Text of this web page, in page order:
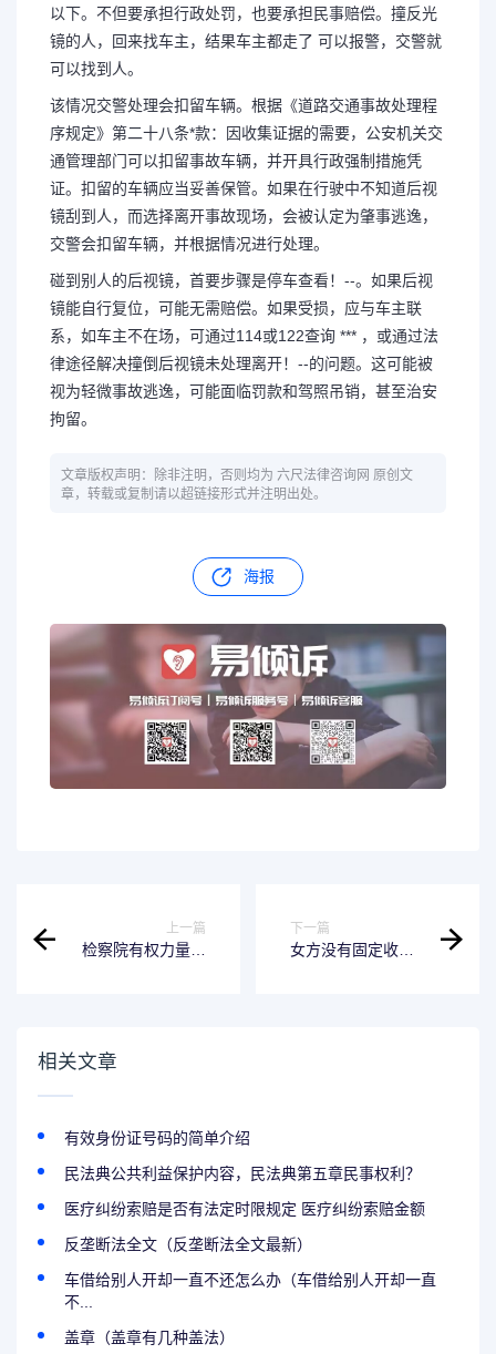
以下。不但要承担行政处罚，也要承担民事赔偿。撞反光
镜的人，回来找车主，结果车主都走了 可以报警，交警就
可以找到人。
该情况交警处理会扣留车辆。根据《道路交通事故处理程
序规定》第二十八条*款：因收集证据的需要，公安机关交
通管理部门可以扣留事故车辆，并开具行政强制措施凭
证。扣留的车辆应当妥善保管。如果在行驶中不知道后视
镜刮到人，而选择离开事故现场，会被认定为肇事逃逸，
交警会扣留车辆，并根据情况进行处理。
碰到别人的后视镜，首要步骤是停车查看！--。如果后视
镜能自行复位，可能无需赔偿。如果受损，应与车主联
系，如车主不在场，可通过114或122查询 *** ，或通过法
律途径解决撞倒后视镜未处理离开！--的问题。这可能被
视为轻微事故逃逸，可能面临罚款和驾照吊销，甚至治安
拘留。
文章版权声明：除非注明，否则均为 六尺法律咨询网 原创文
章，转载或复制请以超链接形式并注明出处。
海报
上一篇
检察院有权力量刑
下一篇
女方没有固定收入
相关文章
有效身份证号码的简单介绍
民法典公共利益保护内容，民法典第五章民事权利？
医疗纠纷索赔是否有法定时限规定 医疗纠纷索赔金额
反垄断法全文（反垄断法全文最新）
车借给别人开却一直不还怎么办（车借给别人开却一直
不...
盖章（盖章有几种盖法）